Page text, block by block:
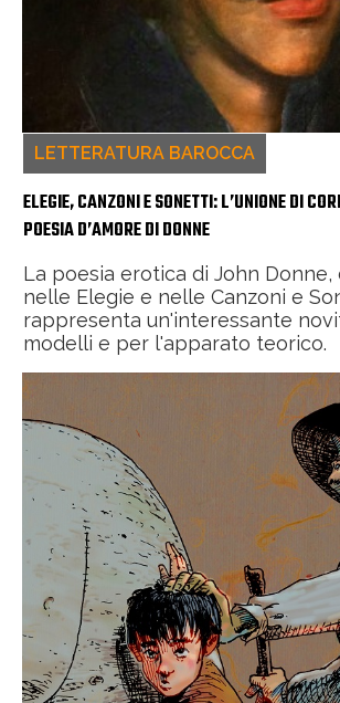
LETTERATURA BAROCCA
ELEGIE, CANZONI E SONETTI: L’UNIONE DI
POESIA D’AMORE DI DONNE
La poesia erotica di John
nelle Elegie e nelle Canzoni e
rappresenta un'interessante
modelli e per l'apparato teorico.